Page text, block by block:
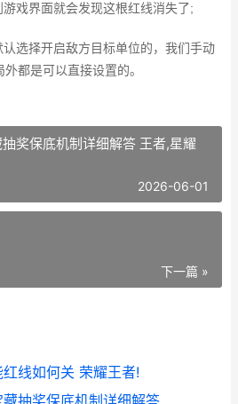
戏界面就会发现这根红线消失了;
选择开启敌方目标单位的，我们手动
都是可以直接设置的。
奖保底机制详细解答 王者,星耀
2026-06-01
下一篇 »
线如何关 荣耀王者!